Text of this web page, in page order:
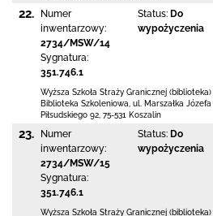
22.
Numer
inwentarzowy:
2734/MSW/14
Sygnatura:
351.746.1
Status: Do
wypożyczenia
Wyższa Szkoła Straży Granicznej (biblioteka)
Biblioteka Szkoleniowa, ul. Marszałka Józefa
Piłsudskiego 92 75-531 Koszalin
23.
Numer
inwentarzowy:
2734/MSW/15
Sygnatura:
351.746.1
Status: Do
wypożyczenia
Wyższa Szkoła Straży Granicznej (biblioteka)